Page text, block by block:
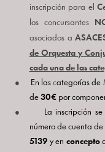
inscripción para el
los concursantes
asociados a
de Orquesta y
cada una de las
● En lascategorías de
de 30€por
●
La inscripción
número de cuenta de
5139 y en concepto